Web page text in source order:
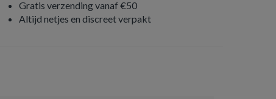
Gratis verzending vanaf €50
Altijd netjes en discreet verpakt